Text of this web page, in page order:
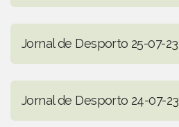
Jornal de Desporto 25-07-23
Jornal de Desporto 24-07-23